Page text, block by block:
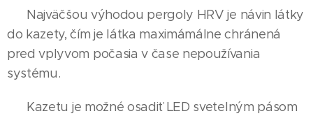
Najväčšou výhodou pergoly HRV je návin látky
do kazety, čím je látka maximámálne chránená
pred vplyvom počasia v čase nepoužívania
systému.
Kazetu je možné osadiť LED svetelným pásom